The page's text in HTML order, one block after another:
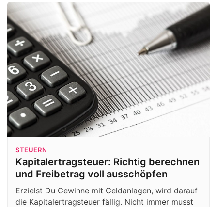
STEUERN
Kapitalertragsteuer: Richtig berechnen
und Freibetrag voll ausschöpfen
Erzielst Du Gewinne mit Geldanlagen, wird darauf
die Kapitalertragsteuer fällig. Nicht immer musst